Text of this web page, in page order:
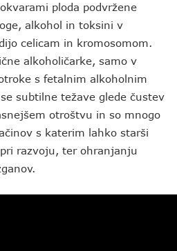
ploda podvržene
alkohol in toksini v
celicam in kromosomom.
alkoholičarke, samo v
s fetalnim alkoholnim
subtilne težave glede čustev
otroštvu in so mnogo
s katerim lahko starši
razvoju, ter ohranjanju